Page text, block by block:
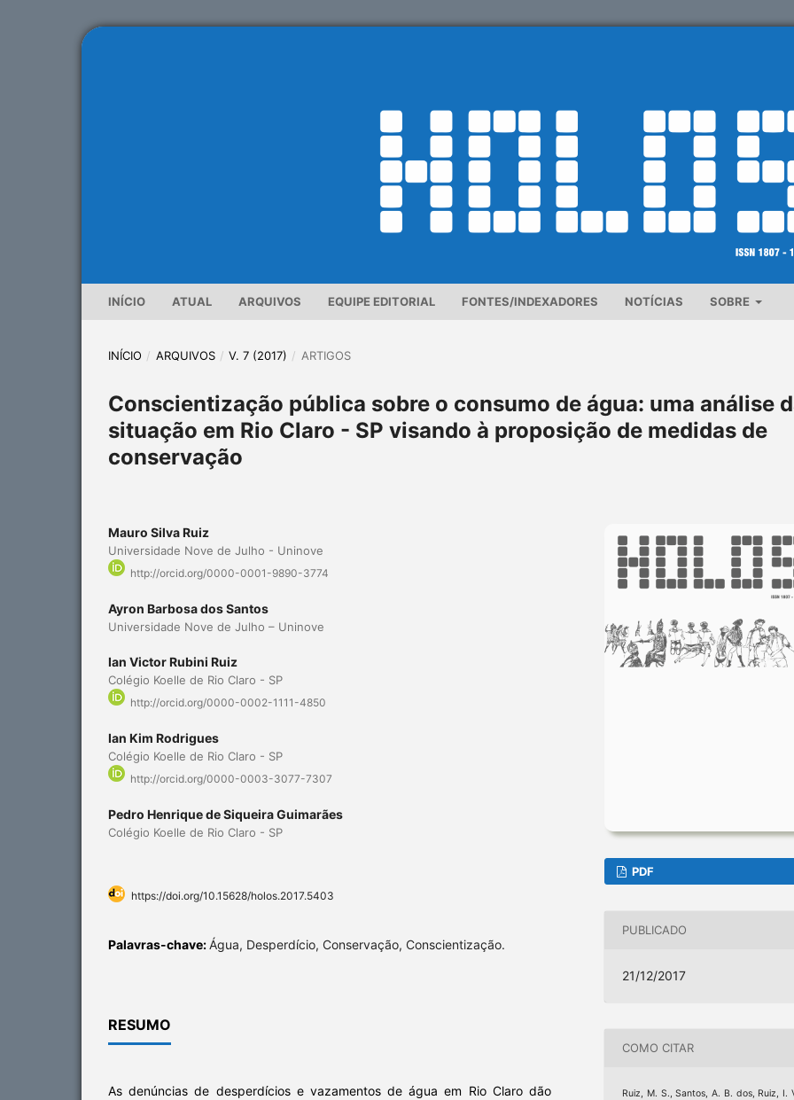
INÍCIO ATUAL ARQUIVOS EQUIPE EDITORIAL FONTES/INDEXADORES NOTÍCIAS SOBRE
INÍCIO / ARQUIVOS / V. 7 (2017) / ARTIGOS
Conscientização pública sobre o consumo de água: uma análise
situação em Rio Claro - SP visando à proposição de medidas de
conservação
Mauro Silva Ruiz
Universidade Nove de Julho - Uninove
http://orcid.org/0000-0001-9890-3774
Ayron Barbosa dos Santos
Universidade Nove de Julho – Uninove
Ian Victor Rubini Ruiz
Colégio Koelle de Rio Claro - SP
http://orcid.org/0000-0002-1111-4850
Ian Kim Rodrigues
Colégio Koelle de Rio Claro - SP
http://orcid.org/0000-0003-3077-7307
Pedro Henrique de Siqueira Guimarães
Colégio Koelle de Rio Claro - SP
https://doi.org/10.15628/holos.2017.5403
Palavras-chave:Água, Desperdício, Conservação, Conscientização.
RESUMO
As denúncias de desperdícios e vazamentos de água em Rio Claro dão
PDF
PUBLICADO
21/12/2017
COMO CITAR
Ruiz, M. S., Santos, A. B. dos, Ruiz, I.